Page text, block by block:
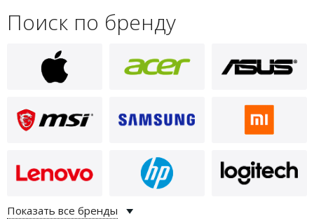
Поиск по бренду
Показать все бренды